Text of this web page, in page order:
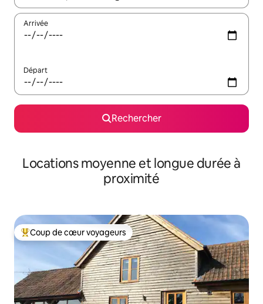
Arrivée
Départ
Rechercher
Locations moyenne et longue durée à
proximité
Coups de cœur voyageurs les plus appréciés
Coup de cœur voyageurs